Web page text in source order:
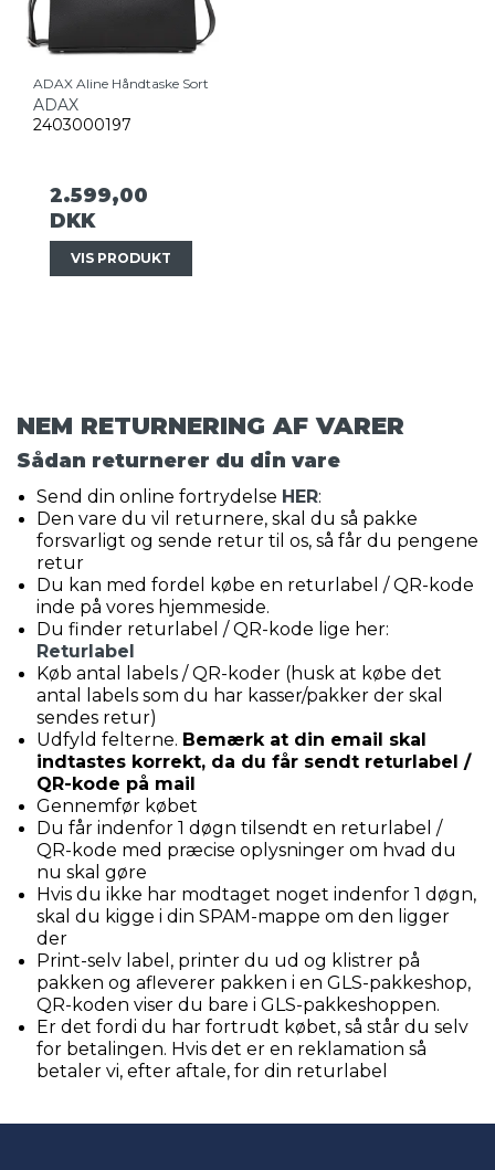
ADAX Aline Håndtaske Sort
ADAX
2403000197
2.599,00
DKK
VIS PRODUKT
NEM RETURNERING AF VARER
Sådan returnerer du din vare
Send din online fortrydelse HER:
Den vare du vil returnere, skal du så pakke
forsvarligt og sende retur til os, så får du pengene
retur
Du kan med fordel købe en returlabel / QR-kode
inde på vores hjemmeside.
Du finder returlabel / QR-kode lige her:
Returlabel
Køb antal labels / QR-koder (husk at købe det
antal labels som du har kasser/pakker der skal
sendes retur)
Udfyld felterne. Bemærk at din email skal
indtastes korrekt, da du får sendt returlabel /
QR-kode på mail
Gennemfør købet
Du får indenfor 1 døgn tilsendt en returlabel /
QR-kode med præcise oplysninger om hvad du
nu skal gøre
Hvis du ikke har modtaget noget indenfor 1 døgn,
skal du kigge i din SPAM-mappe om den ligger
der
Print-selv label, printer du ud og klistrer på
pakken og afleverer pakken i en GLS-pakkeshop,
QR-koden viser du bare i GLS-pakkeshoppen.
Er det fordi du har fortrudt købet, så står du selv
for betalingen. Hvis det er en reklamation så
betaler vi, efter aftale, for din returlabel